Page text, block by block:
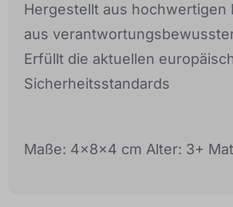
Hergestellt aus hochwertigen
aus
Erfüllt die aktuellen
Sicherheitsstandards
Maße: 4x8x4 cm Alter: 3+